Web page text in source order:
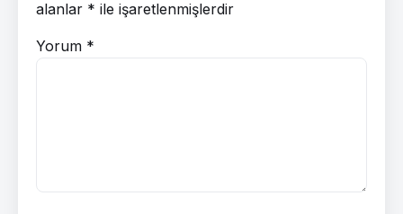
alanlar * ile işaretlenmişlerdir
Yorum *